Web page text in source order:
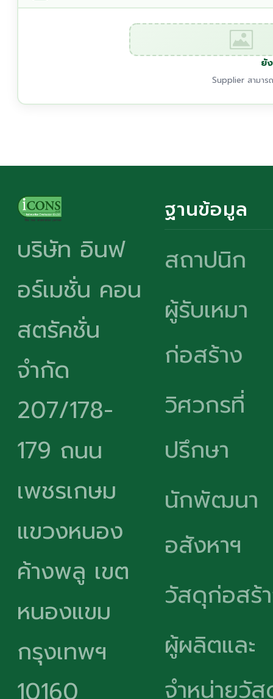
ยั
Supplier สามาร
บริษัท อินฟ
อร์เมชั่น คอน
สตรัคชั่น
จำกัด
207/178-
179 ถนน
เพชรเกษม
แขวงหนอง
ค้างพลู เขต
หนองแขม
กรุงเทพฯ
ฐานข้อมูล
สถาปนิก
ผู้รับเหมา
ก่อสร้าง
วิศวกรที่
ปรึกษา
นักพัฒนา
อสังหาฯ
วัสดุก่อสร้
ผู้ผลิตและ
จำหน่ายวั